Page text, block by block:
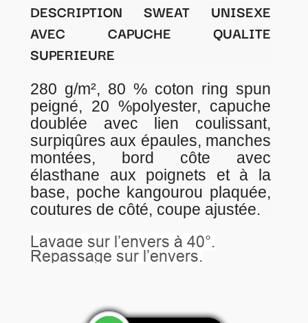
DESCRIPTION SWEAT UNISEXE
AVEC CAPUCHE QUALITE
SUPERIEURE
280 g/m², 80 % coton ring spun
peigné, 20 %polyester, capuche
doublée avec lien coulissant,
surpiqûres aux épaules, manches
montées, bord côte avec
élasthane aux poignets et à la
base, poche kangourou plaquée,
coutures de côté, coupe ajustée.
Lavage sur l’envers à 40°.
Repassage sur l’envers.